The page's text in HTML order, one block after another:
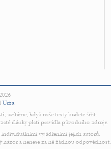
Urza.
uvítáme, když naše texty budete šířit.
články platí pravidla původního zdroje.
vyjádřeními jejich autorů.
a nenese za ně žádnou odpovědnost.